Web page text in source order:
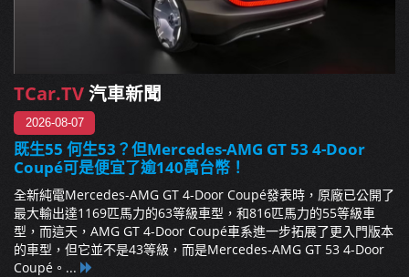
TCar.TV汽車新聞
2026-08-07
既生55 何生53？但Mercedes-AMG GT 53 4-Door
Coupé可是便宜了逾140萬台幣！
全新純電Mercedes-AMG GT 4-Door Coupé發表時，原廠已公開了
最大輸出達1169匹馬力的63等級車型，和816匹馬力的55等級車
型，而這天，AMG GT 4-Door Coupé車系進一步拓展了更入門版本
的車型，但它並不是43等級，而是Mercedes-AMG GT 53 4-Door
Coupé。...